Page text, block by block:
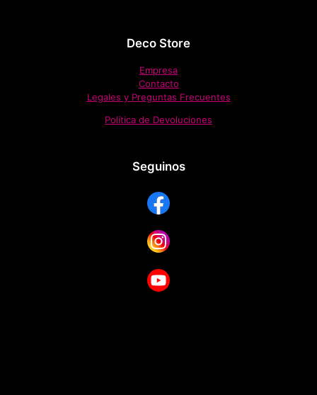
Deco Store
Empresa
Contacto
Legales y Preguntas Frecuentes
Política de Devoluciones
Seguinos